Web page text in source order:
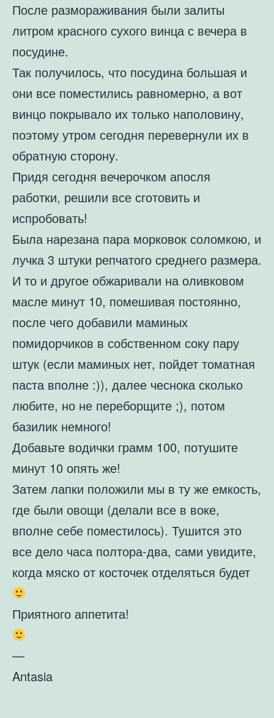
После размораживания были залиты
литром красного сухого винца с вечера в
посудине.
Так получилось, что посудина большая и
они все поместились равномерно, а вот
винцо покрывало их только наполовину,
поэтому утром сегодня перевернули их в
обратную сторону.
Придя сегодня вечерочком апосля
работки, решили все сготовить и
испробовать!
Была нарезана пара морковок соломкою, и
лучка 3 штуки репчатого среднего размера.
И то и другое обжаривали на оливковом
масле минут 10, помешивая постоянно,
после чего добавили маминых
помидорчиков в собственном соку пару
штук (если маминых нет, пойдет томатная
паста вполне :)), далее чеснока сколько
любите, но не переборщите ;), потом
базилик немного!
Добавьте водички грамм 100, потушите
минут 10 опять же!
Затем лапки положили мы в ту же емкость,
где были овощи (делали все в воке,
вполне себе поместилось). Тушится это
все дело часа полтора-два, сами увидите,
когда мяско от косточек отделяться будет
Приятного аппетита!
—
Antasia